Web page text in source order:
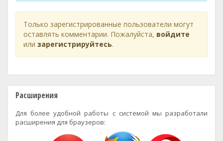
Только зарегистрированные пользователи могут
оставлять комментарии. Пожалуйста, войдите
или зарегистрируйтесь.
Расширения
Для более удобной работы с системой мы разработали
расширения для браузеров: